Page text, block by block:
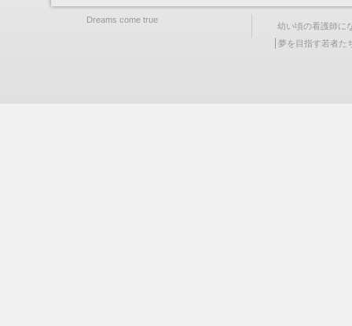
Dreams come true
幼い頃の看護師に
夢を目指す若者た